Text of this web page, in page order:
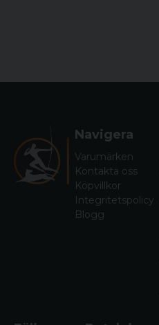
Navigera
Varumärken
Kontakta oss
Köpvillkor
Integritetspolicy
Blogg